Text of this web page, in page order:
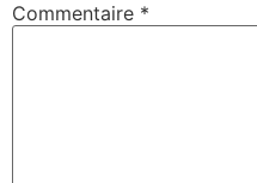
Commentaire *